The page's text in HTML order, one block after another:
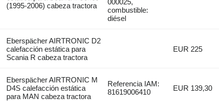
(1995-2006) cabeza tractora
combustible:
diésel
Eberspächer AIRTRONIC D2
calefacción estática para
Scania R cabeza tractora
EUR 225
Eberspächer AIRTRONIC M
D4S calefacción estática
para MAN cabeza tractora
Referencia IAM:
81619006410
EUR 139,30